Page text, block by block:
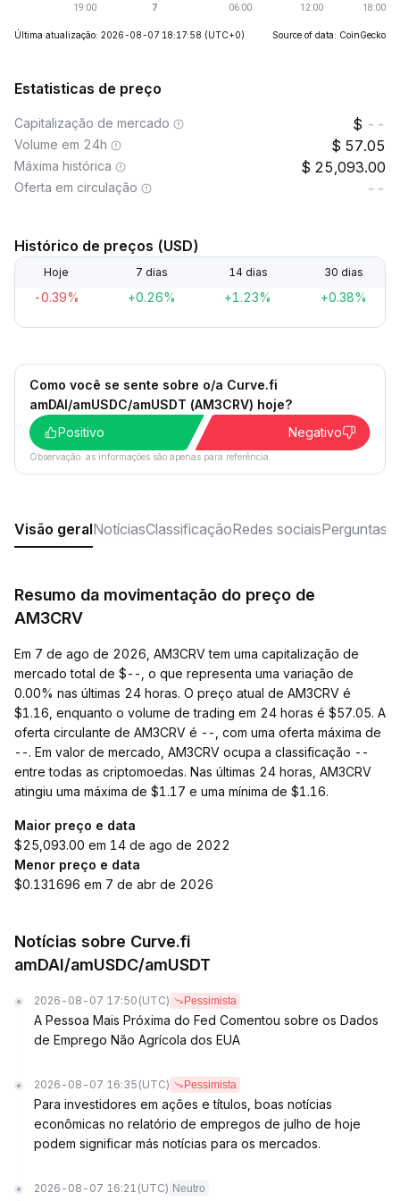
Última atualização: 2026-08-07 18:17:58 (UTC+0) Source of data: CoinGecko
Estatisticas de preço
Capitalização de mercado --
Volume em 24h 57.05
Máxima histórica 25,093.00
Oferta em circulação --
Histórico de preços (USD)
Hoje 7 dias 14 dias 30 dias
-0.39% +0.26% +1.23% +0.38%
Como você se sente sobre o/a Curve.fi
amDAI/amUSDC/amUSDT (AM3CRV) hoje?
Positivo
Negativo
Observação: as informações são apenas para referência.
Visão geralNotíciasClassificaçãoRedes sociaisPerguntas
Resumo da movimentação do preço de
AM3CRV
Em 7 de ago de 2026, AM3CRV tem uma capitalização de
mercado total de $--, o que representa uma variação de
0.00% nas últimas 24 horas. O preço atual de AM3CRV é
$1.16, enquanto o volume de trading em 24 horas é $57.05. A
oferta circulante de AM3CRV é --, com uma oferta máxima de
--. Em valor de mercado, AM3CRV ocupa a classificação --
entre todas as criptomoedas. Nas últimas 24 horas, AM3CRV
atingiu uma máxima de $1.17 e uma mínima de $1.16.
Maior preço e data
$25,093.00 em 14 de ago de 2022
Menor preço e data
$0.131696 em 7 de abr de 2026
Notícias sobre Curve.fi
amDAI/amUSDC/amUSDT
2026-08-07 17:50 (UTC) Pessimista
A Pessoa Mais Próxima do Fed Comentou sobre os Dados
de Emprego Não Agrícola dos EUA
2026-08-07 16:35 (UTC) Pessimista
Para investidores em ações e títulos, boas notícias
econômicas no relatório de empregos de julho de hoje
podem significar más notícias para os mercados.
2026-08-07 16:21 (UTC) Neutro